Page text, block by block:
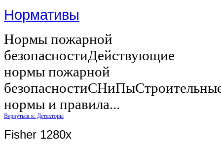
Нормативы
Нормы пожарной
безопасностиДействующие
нормы пожарной
нормы и правила...
Вернуться к: Детекторы
Fisher 1280x